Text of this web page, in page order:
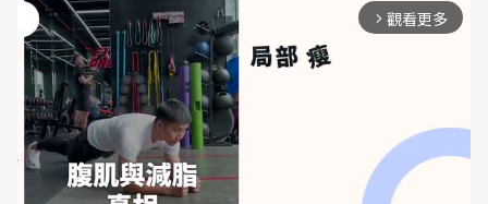
arrow_forward_ios 觀看更多